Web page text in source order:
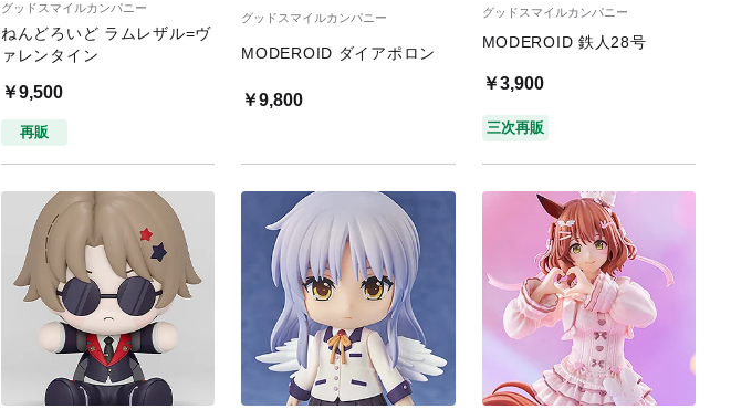
グッドスマイルカンパニー
ねんどろいど ラムレザル=ヴ
ァレンタイン
￥9,500
再販
グッドスマイルカンパニー
MODEROID ダイアポロン
￥9,800
グッドスマイルカンパニー
MODEROID 鉄人28号
￥3,900
三次再販